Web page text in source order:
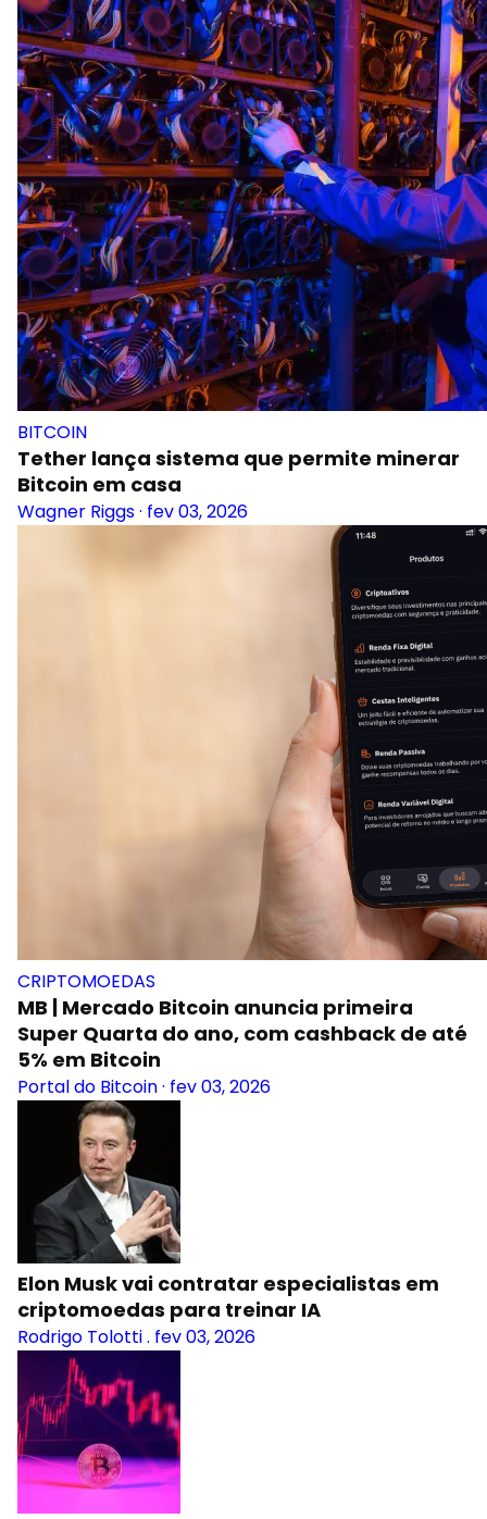
BITCOIN
Tether lança sistema que permite minerar
Bitcoin em casa
Wagner Riggs· fev 03, 2026
CRIPTOMOEDAS
MB | Mercado Bitcoin anuncia primeira
Super Quarta do ano, com cashback de até
5% em Bitcoin
Portal do Bitcoin· fev 03, 2026
Elon Musk vai contratar especialistas em
criptomoedas para treinar IA
Rodrigo Tolotti. fev 03, 2026